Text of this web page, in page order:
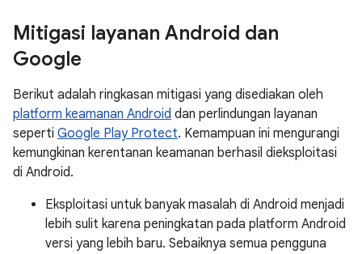
Mitigasi layanan Android dan
Google
Berikut adalah ringkasan mitigasi yang disediakan oleh
platform keamanan Android dan perlindungan layanan
seperti Google Play Protect. Kemampuan ini mengurangi
kemungkinan kerentanan keamanan berhasil dieksploitasi
di Android.
Eksploitasi untuk banyak masalah di Android menjadi
lebih sulit karena peningkatan pada platform Android
versi yang lebih baru. Sebaiknya semua pengguna